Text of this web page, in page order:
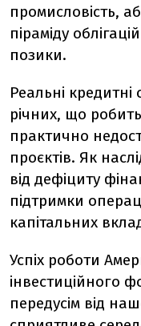
промисловість,
піраміду
позики.
Реальні
річних, що
практично
проєктів. Як
від дефіциту
підтримки
капітальних
Успіх роботи
інвестиційного
передусім від